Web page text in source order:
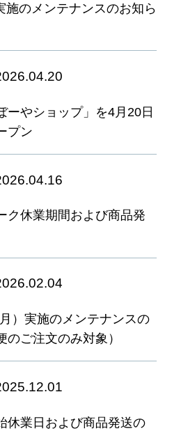
施のメンテナンスのお知ら
ーやショップ」を4月20日
プン
ク休業期間および商品発
）実施のメンテナンスの
のご注文のみ対象）
休業日および商品発送の